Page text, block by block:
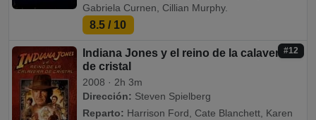
Gabriela Curnen, Cillian Murphy.
8.5 / 10
#12
Indiana Jones y el reino de la calavera
de cristal
2008 · 2h 3m
Dirección: Steven Spielberg
Reparto: Harrison Ford, Cate Blanchett, Karen